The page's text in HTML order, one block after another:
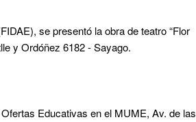
se presentó la obra de teatro “Flor
y Ordóñez 6182 - Sayago.
Educativas en el MUME, Av. de las